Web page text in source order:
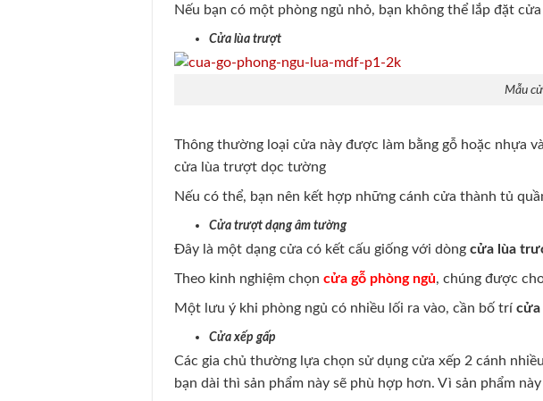
Nếu bạn có một phòng ngủ nhỏ, bạn không thể lắp đặt
Cửa lùa trượt
Mẫu
Thông thường loại cửa này được làm bằng gỗ hoặc nhựa
cửa lùa trượt dọc tường
Nếu có thể, bạn nên kết hợp những cánh cửa thành tủ
Cửa trượt dạng âm tường
Đây là một dạng cửa có kết cấu giống với dòngcửa lùa
Theo kinh nghiệm chọncửa gỗ phòng ngủ, chúng được
Một lưu ý khi phòng ngủ có nhiều lối ra vào, cần bố trícửa
Cửa xếp gấp
Các gia chủ thường lựa chọn sử dụng cửa xếp 2 cánh
bạn dài thì sản phẩm này sẽ phù hợp hơn. Vì sản phẩm